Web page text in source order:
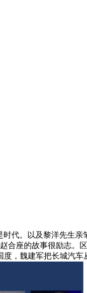
。以及黎洋先生亲
合座的故事很励志
，魏建军把长城汽车